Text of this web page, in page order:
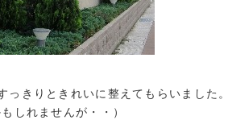
っきりときれいに整えてもらいました
しれませんが・・）